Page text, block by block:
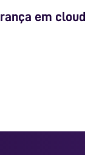
em cloud